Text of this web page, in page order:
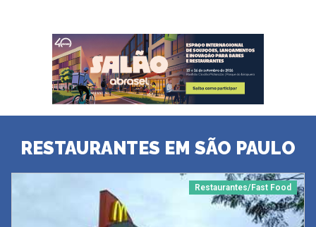
RESTAURANTES EM SÃO PAULO
Restaurantes/Fast Food